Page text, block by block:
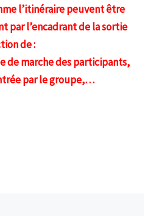
l’itinéraire peuvent être
par l’encadrant de la sortie
de :
de marche des participants,
par le groupe,…